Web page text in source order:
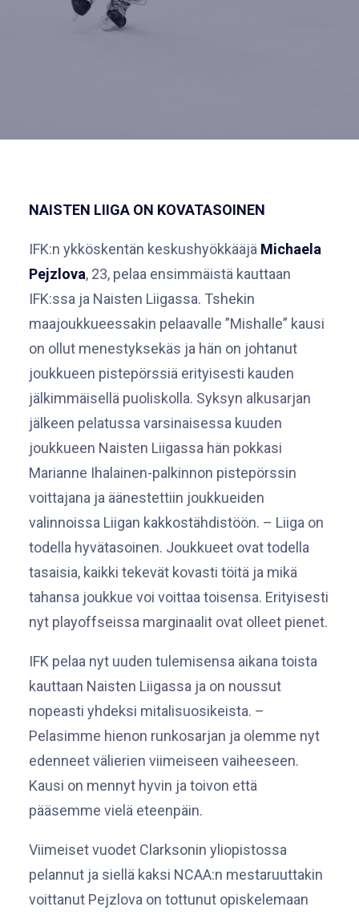
NAISTEN LIIGA ON KOVATASOINEN
IFK:n ykköskentän keskushyökkääjä Michaela
Pejzlova, 23, pelaa ensimmäistä kauttaan
IFK:ssa ja Naisten Liigassa. Tshekin
maajoukkueessakin pelaavalle ”Mishalle” kausi
on ollut menestyksekäs ja hän on johtanut
joukkueen pistepörssiä erityisesti kauden
jälkimmäisellä puoliskolla. Syksyn alkusarjan
jälkeen pelatussa varsinaisessa kuuden
joukkueen Naisten Liigassa hän pokkasi
Marianne Ihalainen-palkinnon pistepörssin
voittajana ja äänestettiin joukkueiden
valinnoissa Liigan kakkostähdistöön. – Liiga on
todella hyvätasoinen. Joukkueet ovat todella
tasaisia, kaikki tekevät kovasti töitä ja mikä
tahansa joukkue voi voittaa toisensa. Erityisesti
nyt playoffseissa marginaalit ovat olleet pienet.
IFK pelaa nyt uuden tulemisensa aikana toista
kauttaan Naisten Liigassa ja on noussut
nopeasti yhdeksi mitalisuosikeista. –
Pelasimme hienon runkosarjan ja olemme nyt
edenneet välierien viimeiseen vaiheeseen.
Kausi on mennyt hyvin ja toivon että
pääsemme vielä eteenpäin.
Viimeiset vuodet Clarksonin yliopistossa
pelannut ja siellä kaksi NCAA:n mestaruuttakin
voittanut Pejzlova on tottunut opiskelemaan